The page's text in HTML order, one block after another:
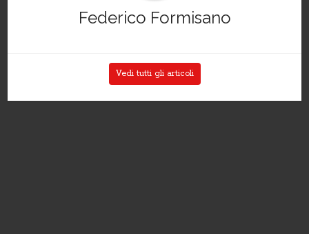
Federico Formisano
Vedi tutti gli articoli